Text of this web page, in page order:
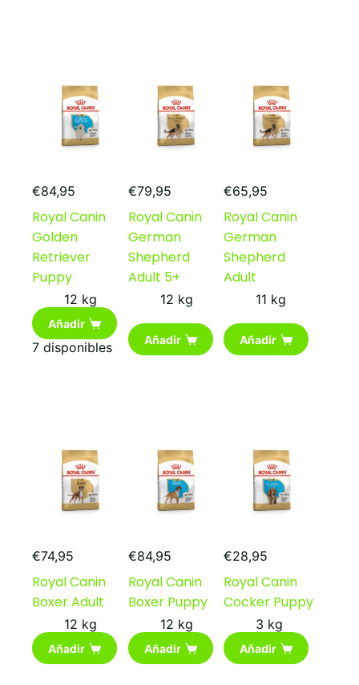
€84,95
Royal Canin
Golden
Retriever
Puppy
12 kg
Añadir
7 disponibles
€79,95
Royal Canin
German
Shepherd
Adult 5+
12 kg
Añadir
€65,95
Royal Canin
German
Shepherd
Adult
11 kg
Añadir
€74,95
Royal Canin
Boxer Adult
12 kg
Añadir
€84,95
Royal Canin
Boxer Puppy
12 kg
Añadir
€28,95
Royal Canin
Cocker Puppy
3 kg
Añadir